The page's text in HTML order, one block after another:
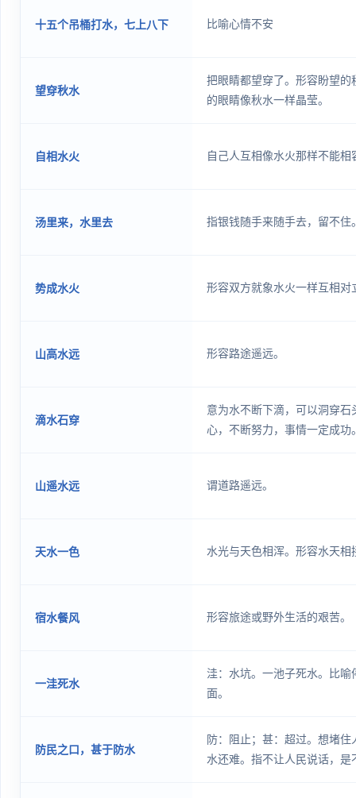
十五个吊桶打水，七上八下 比喻心情不安
望穿秋水
把眼睛都望穿了。形容盼望的
的眼睛像秋水一样晶莹。
自相水火 自己人互相像水火那样不能相
汤里来，水里去 指银钱随手来随手去，留不住
势成水火 形容双方就象水火一样互相对
山高水远 形容路途遥远。
滴水石穿
意为水不断下滴，可以洞穿石
心，不断努力，事情一定成功
山遥水远 谓道路遥远。
天水一色 水光与天色相浑。形容水天相
宿水餐风 形容旅途或野外生活的艰苦。
一洼死水
洼：水坑。一池子死水。比喻
面。
防民之口，甚于防水
防：阻止；甚：超过。想堵
水还难。指不让人民说话，是